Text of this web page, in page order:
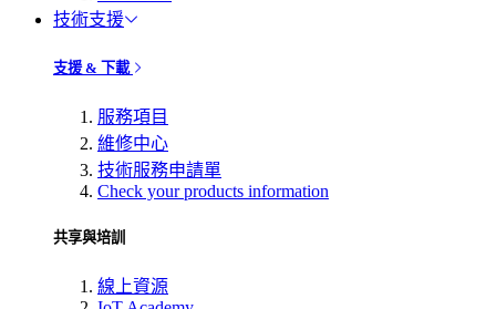
技術支援
支援 & 下載
服務項目
維修中心
技術服務申請單
Check your products information
共享與培訓
線上資源